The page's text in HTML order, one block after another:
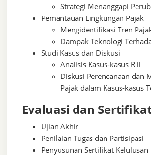
Strategi Menanggapi
Pemantauan Lingkungan Pajak
Mengidentifikasi Tren
Dampak Teknologi
Studi Kasus dan Diskusi
Analisis Kasus-kasus Riil
Diskusi Perencanaan dan
Pajak dalam Kasus-kasus
Evaluasi dan
Ujian Akhir
Penilaian Tugas dan Partisipasi
Penyusunan Sertifikat Kelulusan